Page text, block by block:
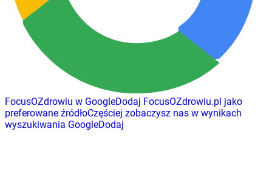
FocusOZdrowiu w GoogleDodaj FocusOZdrowiu.pl jako
preferowane źródłoCzęściej zobaczysz nas w wynikach
wyszukiwania GoogleDodaj